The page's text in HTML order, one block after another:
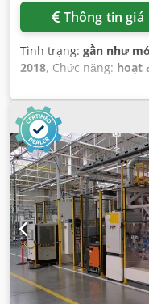
Thông tin giá
Tình trạng: gần như
2018, Chức năng: hoạt
mm, trọng lượng tổng